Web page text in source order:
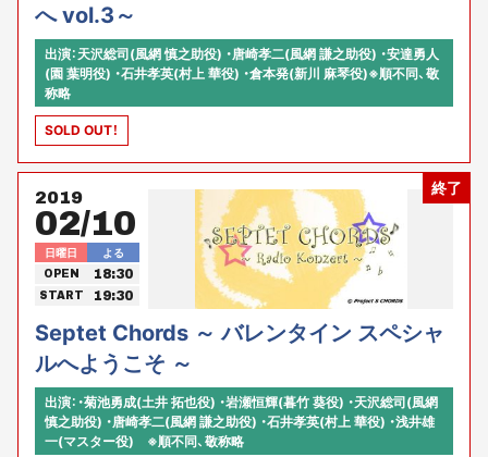
へ vol.3～
出演：天沢総司(風網 慎之助役) ・唐崎孝二(風網 謙之助役) ・安達勇人
(園 葉明役) ・石井孝英(村上 華役) ・倉本発(新川 麻琴役)※順不同、敬
称略
SOLD OUT！
終了
2019
02/10
日曜日 よる
OPEN 18:30
START 19:30
Septet Chords ～ バレンタイン スペシャ
ルへようこそ ～
出演：・菊池勇成(土井 拓也役) ・岩瀬恒輝(暮竹 葵役) ・天沢総司(風網
慎之助役) ・唐崎孝二(風網 謙之助役) ・石井孝英(村上 華役) ・浅井雄
一(マスター役) ※順不同、敬称略